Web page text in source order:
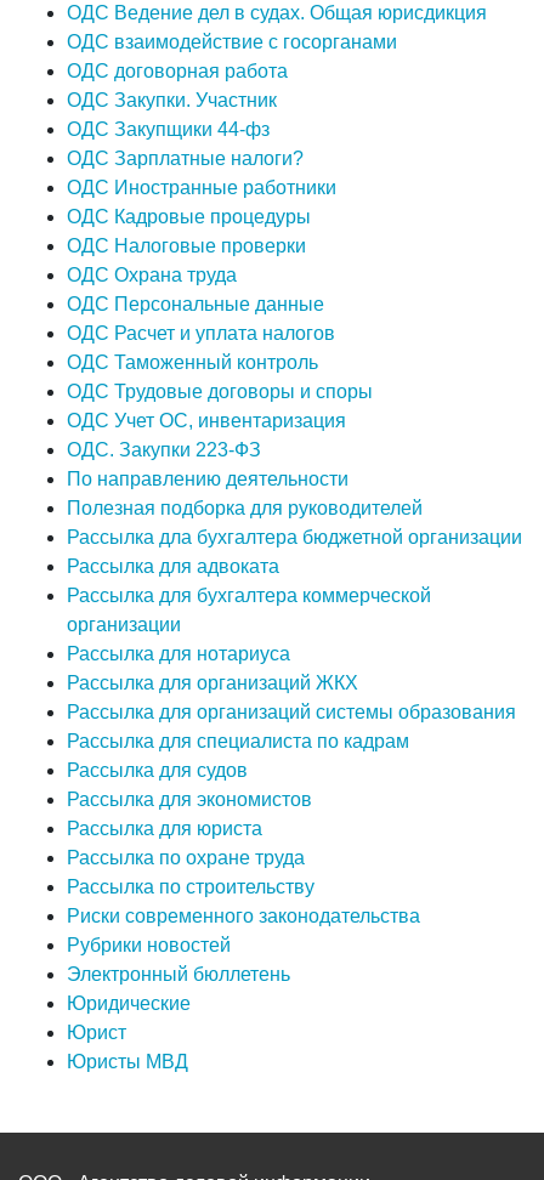
ОДС Ведение дел в судах. Общая юрисдикция
ОДС взаимодействие с госорганами
ОДС договорная работа
ОДС Закупки. Участник
ОДС Закупщики 44-фз
ОДС Зарплатные налоги?
ОДС Иностранные работники
ОДС Кадровые процедуры
ОДС Налоговые проверки
ОДС Охрана труда
ОДС Персональные данные
ОДС Расчет и уплата налогов
ОДС Таможенный контроль
ОДС Трудовые договоры и споры
ОДС Учет ОС, инвентаризация
ОДС. Закупки 223-ФЗ
По направлению деятельности
Полезная подборка для руководителей
Рассылка дла бухгалтера бюджетной организации
Рассылка для адвоката
Рассылка для бухгалтера коммерческой
организации
Рассылка для нотариуса
Рассылка для организаций ЖКХ
Рассылка для организаций системы образования
Рассылка для специалиста по кадрам
Рассылка для судов
Рассылка для экономистов
Рассылка для юриста
Рассылка по охране труда
Рассылка по строительству
Риски современного законодательства
Рубрики новостей
Электронный бюллетень
Юридические
Юрист
Юристы МВД